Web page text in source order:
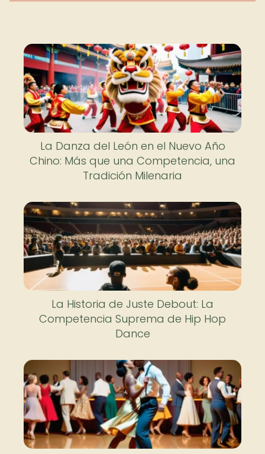
La Danza del León en el Nuevo Año
Chino: Más que una Competencia, una
Tradición Milenaria
La Historia de Juste Debout: La
Competencia Suprema de Hip Hop
Dance